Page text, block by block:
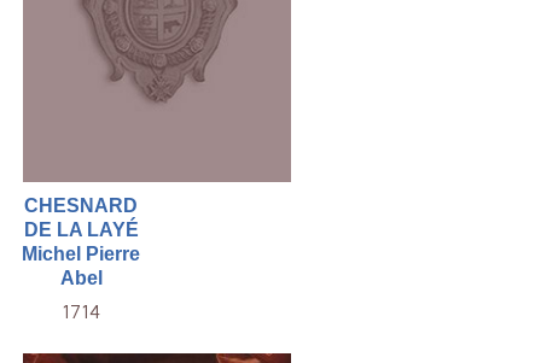
CHESNARD
DE LA LAYÉ
Michel Pierre
Abel
1714